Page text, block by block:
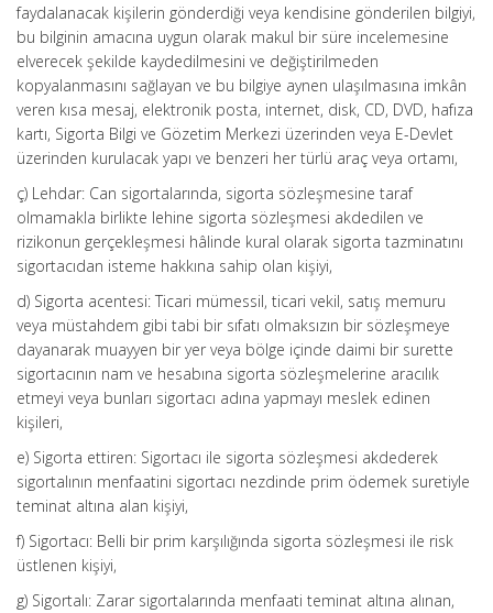
faydalanacak kişilerin gönderdiği veya kendisine gönderilen bilgiyi,
bu bilginin amacına uygun olarak makul bir süre incelemesine
elverecek şekilde kaydedilmesini ve değiştirilmeden
kopyalanmasını sağlayan ve bu bilgiye aynen ulaşılmasına imkân
veren kısa mesaj, elektronik posta, internet, disk, CD, DVD, hafıza
kartı, Sigorta Bilgi ve Gözetim Merkezi üzerinden veya E-Devlet
üzerinden kurulacak yapı ve benzeri her türlü araç veya ortamı,
ç) Lehdar: Can sigortalarında, sigorta sözleşmesine taraf
olmamakla birlikte lehine sigorta sözleşmesi akdedilen ve
rizikonun gerçekleşmesi hâlinde kural olarak sigorta tazminatını
sigortacıdan isteme hakkına sahip olan kişiyi,
d) Sigorta acentesi: Ticari mümessil, ticari vekil, satış memuru
veya müstahdem gibi tabi bir sıfatı olmaksızın bir sözleşmeye
dayanarak muayyen bir yer veya bölge içinde daimi bir surette
sigortacının nam ve hesabına sigorta sözleşmelerine aracılık
etmeyi veya bunları sigortacı adına yapmayı meslek edinen
kişileri,
e) Sigorta ettiren: Sigortacı ile sigorta sözleşmesi akdederek
sigortalının menfaatini sigortacı nezdinde prim ödemek suretiyle
teminat altına alan kişiyi,
f) Sigortacı: Belli bir prim karşılığında sigorta sözleşmesi ile risk
üstlenen kişiyi,
g) Sigortalı: Zarar sigortalarında menfaati teminat altına alınan,